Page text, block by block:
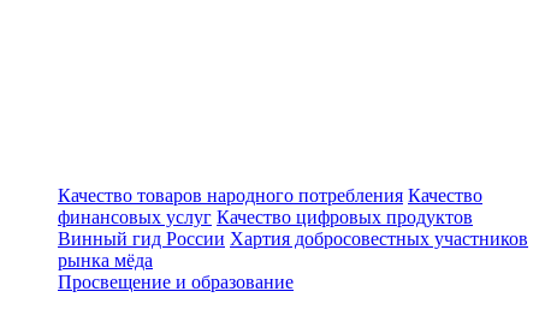
Качество товаров народного потребления Качество
финансовых услуг Качество цифровых продуктов
Винный гид России Хартия добросовестных участников
рынка мёда
Просвещение и образование